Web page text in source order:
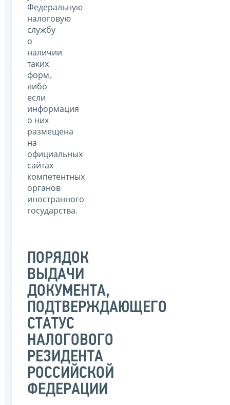
Федеральную
налоговую
службу
о
наличии
таких
форм,
либо
если
информация
о них
размещена
на
официальных
сайтах
компетентных
органов
иностранного
государства.
ПОРЯДОК
ВЫДАЧИ
ДОКУМЕНТА,
ПОДТВЕРЖДАЮЩЕГО
СТАТУС
НАЛОГОВОГО
РЕЗИДЕНТА
РОССИЙСКОЙ
ФЕДЕРАЦИИ